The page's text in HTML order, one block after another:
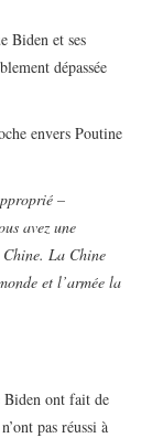
Biden et ses
dépassée
envers Poutine
–
avez une
La Chine
et l’armée la
Biden ont fait de
pas réussi à